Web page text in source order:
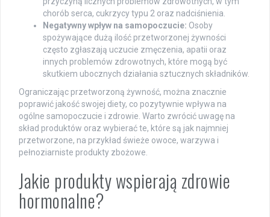
chorób serca, cukrzycy typu 2 oraz nadciśnienia.
Negatywny wpływ na samopoczucie: Osoby
spożywające dużą ilość przetworzonej żywności
często zgłaszają uczucie zmęczenia, apatii oraz
innych problemów zdrowotnych, które mogą być
skutkiem ubocznych działania sztucznych składników.
Ograniczając przetworzoną żywność, można znacznie
poprawić jakość swojej diety, co pozytywnie wpływa na
ogólne samopoczucie i zdrowie. Warto zwrócić uwagę na
skład produktów oraz wybierać te, które są jak najmniej
przetworzone, na przykład świeże owoce, warzywa i
pełnoziarniste produkty zbożowe.
Jakie produkty wspierają zdrowie
hormonalne?